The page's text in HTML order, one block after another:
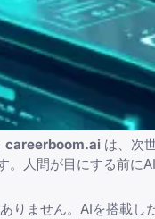
careerboom.ai は、次
。人間が目にする前
りません。AIを搭載